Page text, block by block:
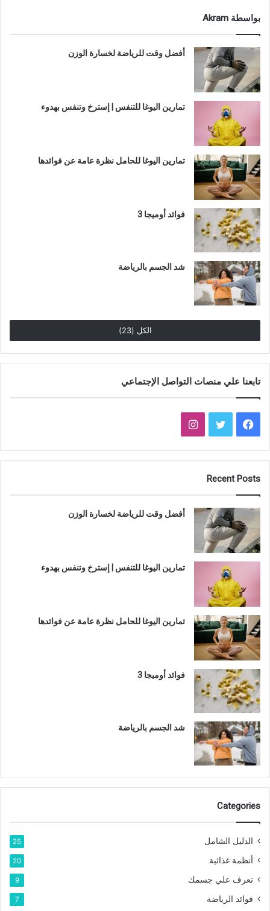
بواسطة Akram
أفضل وقت للرياضة لخسارة الوزن
تمارين اليوغا للتنفس | إسترخ وتنفس بهدوء
تمارين اليوغا للحامل نظرة عامة عن فوائدها
فوائد أوميجا 3
شد الجسم بالرياضة
الكل (23)
تابعنا علي منصات التواصل الإجتماعي
فيسبوك تويتر انستقرام
Recent Posts
أفضل وقت للرياضة لخسارة الوزن
تمارين اليوغا للتنفس | إسترخ وتنفس بهدوء
تمارين اليوغا للحامل نظرة عامة عن فوائدها
فوائد أوميجا 3
شد الجسم بالرياضة
Categories
الدليل الشامل 25
أنظمة غذائية 20
تعرف علي جسمك 9
فوائد الرياضة 7